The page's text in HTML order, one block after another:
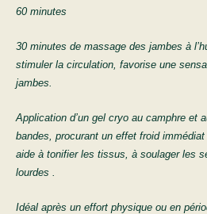
60 minutes
30 minutes de massage des jambes à
stimuler la circulation, favorise une
jambes.
Application d’un gel cryo au camphre et
bandes, procurant un effet froid
aide à tonifier les tissus, à soulager les
lourdes .
Idéal après un effort physique ou en